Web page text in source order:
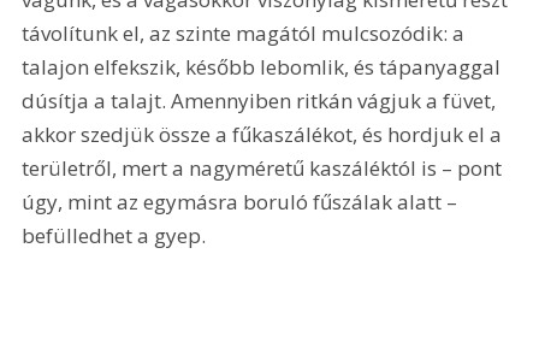
távolítunk el, az szinte magától mulcsozódik: a
talajon elfekszik, később lebomlik, és tápanyaggal
dúsítja a talajt. Amennyiben ritkán vágjuk a füvet,
akkor szedjük össze a fűkaszálékot, és hordjuk el a
területről, mert a nagyméretű kaszáléktól is – pont
úgy, mint az egymásra boruló fűszálak alatt –
befülledhet a gyep.